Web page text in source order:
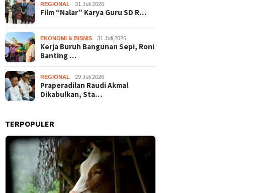
10 Agustus 2015
Warga Binaan Rutan
Wonosari Terampil Mainkan
Alat Musik Jawa
11 Juni 2015
Budayawan dan Pelaku
Seni Gunungkidul Terima
Penghargaan
REGIONAL 31 Juli 2026
Film “Nalar” Karya Guru SD R…
EKONOMI & BISNIS 31 Juli 2026
Kerja Buruh Bangunan Sepi, Roni
Banting …
REGIONAL 29 Juli 2026
Praperadilan Raudi Akmal
Dikabulkan, Sta…
TERPOPULER